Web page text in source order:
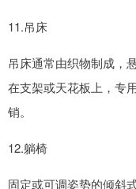
11.吊床
吊床通常由织物制成，
在支架或天花板上，专
销。
12.躺椅
固定或可调姿势的倾斜